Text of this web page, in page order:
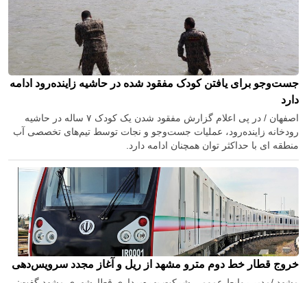
جست‌وجو برای یافتن کودک مفقود شده در حاشیه زاینده‌رود ادامه
دارد
اصفهان / در پی اعلام گزارش مفقود شدن یک کودک ۷ ساله در حاشیه
رودخانه زاینده‌رود، عملیات جست‌وجو و نجات توسط تیم‌های تخصصی آب
منطقه ای با حداکثر توان همچنان ادامه دارد.
خروج قطار خط دوم مترو مشهد از ریل و آغاز مجدد سرویس‌دهی